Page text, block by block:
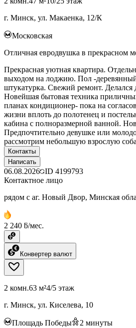
г. Минск, ул. Макаенка, 12/К
Московская
Отличная евродвушка в прекрасном
Прекрасная уютная квартира.
выходом на лоджию. Пол -
штукатурка. Свежий ремонт. Делался
Новейшая бытовая техника
планах кондиционер- пока на
жизни вплоть до полотенец и
кабина с полноразмерной ванной.
Предпочтительно девушке или
рассмотрим небольшую взрослую
Контакты
Написать
06.08.2026 ID 4199793
Контактное лицо
рядом с аг. Новый Двор, Минская
2 240 ƃ/мес.
Конвертер валют
2 комн.63 м²4/5 этаж
г. Минск, ул. Киселева, 10
Площадь Победы 2 минуты